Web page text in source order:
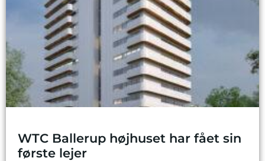
WTC Ballerup højhuset har fået sin
første lejer